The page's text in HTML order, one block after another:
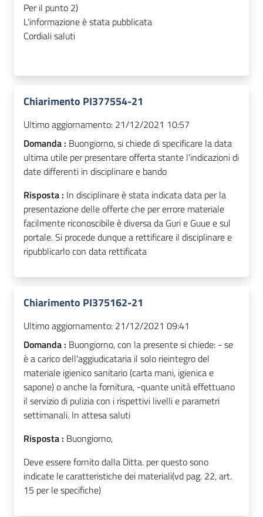
Per il punto 2)
L'informazione è stata pubblicata
Cordiali saluti
Chiarimento PI377554-21
Ultimo aggiornamento: 21/12/2021 10:57
Domanda : Buongiorno, si chiede di specificare la data
ultima utile per presentare offerta stante l'indicazioni di
date differenti in disciplinare e bando
Risposta : In disciplinare è stata indicata data per la
presentazione delle offerte che per errore materiale
facilmente riconoscibile è diversa da Guri e Guue e sul
portale. Si procede dunque a rettificare il disciplinare e
ripubblicarlo con data rettificata
Chiarimento PI375162-21
Ultimo aggiornamento: 21/12/2021 09:41
Domanda : Buongiorno, con la presente si chiede: - se
è a carico dell'aggiudicataria il solo rieintegro del
materiale igienico sanitario (carta mani, igienica e
sapone) o anche la fornitura, -quante unità effettuano
il servizio di pulizia con i rispettivi livelli e parametri
settimanali. In attesa saluti
Risposta : Buongiorno,
Deve essere fornito dalla Ditta. per questo sono
indicate le caratteristiche dei materiali(vd pag. 22, art.
15 per le specifiche)